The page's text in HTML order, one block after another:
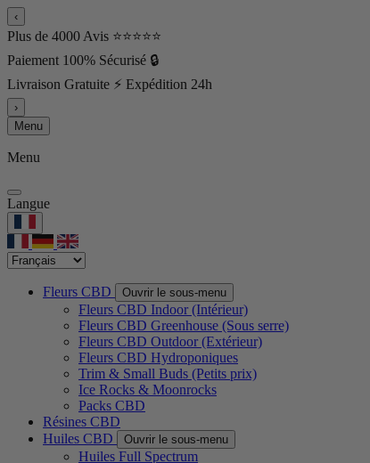
‹
Plus de 4000 Avis ⭐⭐⭐⭐⭐
Paiement 100% Sécurisé 🔒
Livraison Gratuite ⚡ Expédition 24h
›
Menu
Menu
Langue
Fleurs CBD Ouvrir le sous-menu
Fleurs CBD Indoor (Intérieur)
Fleurs CBD Greenhouse (Sous serre)
Fleurs CBD Outdoor (Extérieur)
Fleurs CBD Hydroponiques
Trim & Small Buds (Petits prix)
Ice Rocks & Moonrocks
Packs CBD
Résines CBD
Huiles CBD
Ouvrir le sous-menu
Huiles Full Spectrum